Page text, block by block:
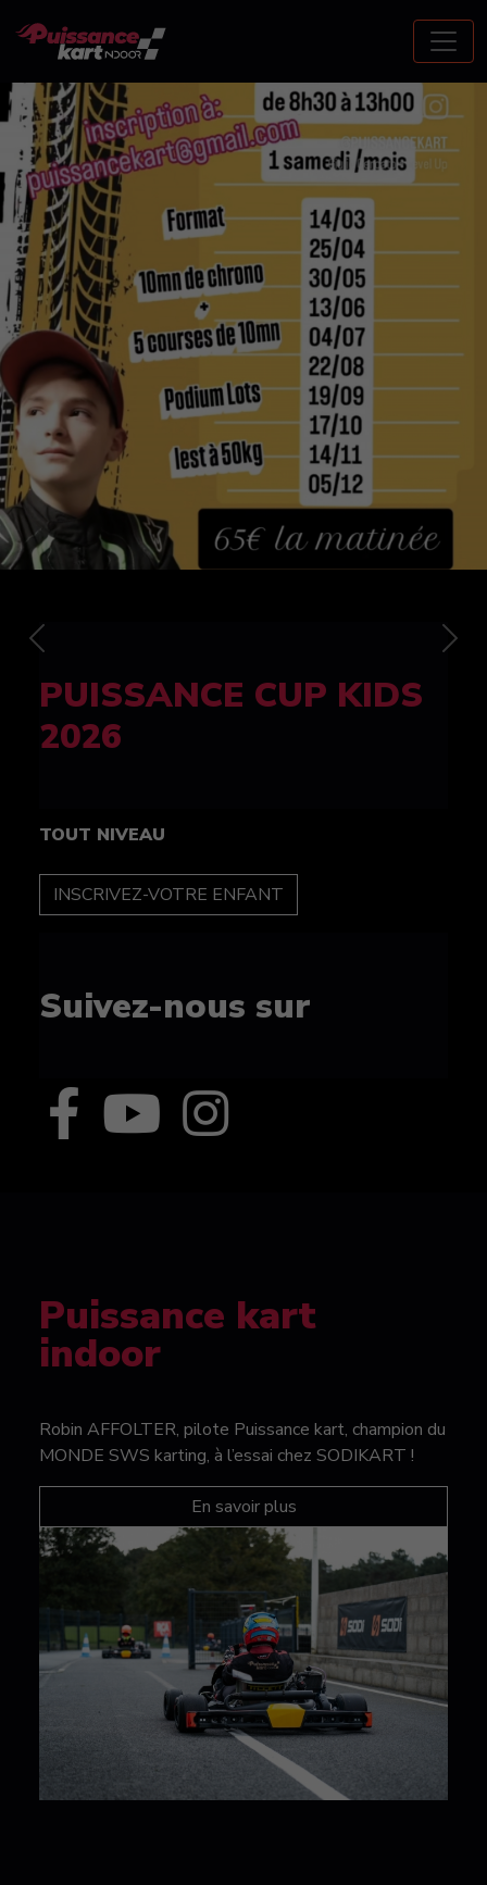
FELINE CUP 100%
féminine
TOUT NIVEAU
INSCRIPTION
Suivez-nous sur
Previous Next
Puissance kart
indoor
Robin AFFOLTER, pilote Puissance kart, champion du
MONDE SWS karting, à l’essai chez SODIKART !
En savoir plus